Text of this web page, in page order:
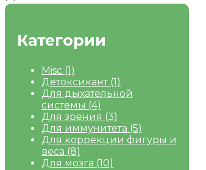
Категории
Misc (1)
Детоксикант (1)
Для дыхательной
системы (4)
Для зрения (3)
Для иммунитета (5)
Для коррекции фигуры и
веса (8)
Для мозга (10)